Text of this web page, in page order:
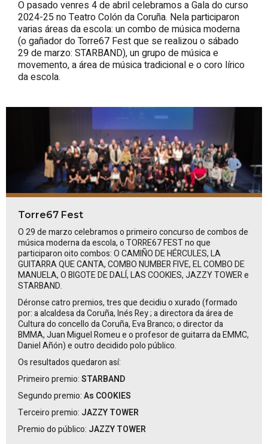
O pasado venres 4 de abril celebramos a Gala do curso
2024-25 no Teatro Colón da Coruña. Nela participaron
varias áreas da escola: un combo de música moderna
(o gañador do Torre67 Fest que se realizou o sábado
29 de marzo: STARBAND), un grupo de música e
movemento, a área de música tradicional e o coro lírico
da escola.
Torre67 Fest
O 29 de marzo celebramos o primeiro concurso de combos de
música moderna da escola, o TORRE67 FEST no que
participaron oito combos:O CAMIÑO DE HÉRCULES, LA
GUITARRA QUE CANTA, COMBO NUMBER FIVE, EL COMBO DE
MANUELA, O BIGOTE DE DALÍ, LAS COOKIES, JAZZY TOWERe
STARBAND.
Déronse catro premios, tres que decidiu o xurado (formado
por: a alcaldesa da Coruña,InésRey; a directora da área de
Cultura do concello da Coruña, Eva Branco; o director da
BMMA, Juan Miguel Romeu e o profesor de guitarra da EMMC,
Daniel Añón) e outro decidido polo público.
Os resultados quedaron así:
Primeiro premio:STARBAND
Segundo premio:As COOKIES
Terceiro premio: JAZZY TOWER
Premio do público: JAZZY TOWER